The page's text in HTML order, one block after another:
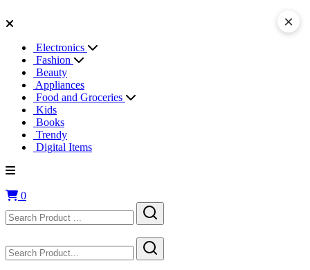
Electronics
Fashion
Beauty
Appliances
Food and Groceries
Kids
Books
Trendy
Digital Items
0
×